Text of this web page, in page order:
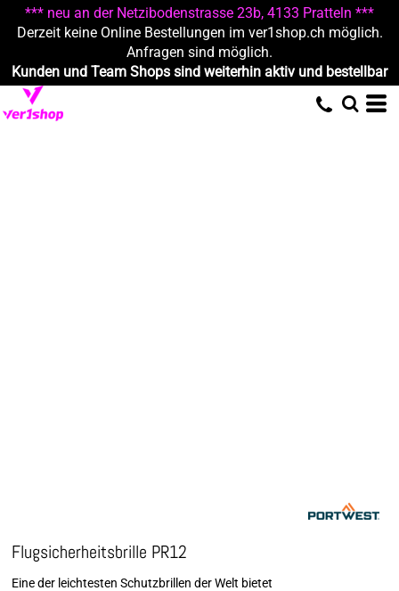
*** neu an der Netzibodenstrasse 23b, 4133 Pratteln ***
Derzeit keine Online Bestellungen im ver1shop.ch möglich.
Anfragen sind möglich.
Kunden und Team Shops sind weiterhin aktiv und bestellbar
Flugsicherheitsbrille PR12
Eine der leichtesten Schutzbrillen der Welt bietet